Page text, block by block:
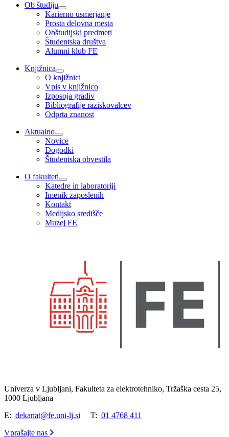
Ob študiju
Karierno usmerjanje
Prosta delovna mesta
Obštudijski predmeti
Študentska društva
Alumni klub FE
Knjižnica
O knjižnici
Vpis v knjižnico
Izposoja gradiv
Bibliografije raziskovalcev
Odprta znanost
Aktualno
Novice
Dogodki
Študentska obvestila
O fakulteti
Katedre in laboratoriji
Imenik zaposlenih
Kontakt
Medijsko središče
Muzej FE
Univerza v Ljubljani, Fakulteta za elektrotehniko, Tržaška cesta 25,
1000 Ljubljana
E: dekanat@fe.uni-lj.si T: 01 4768 411
Vprašajte nas